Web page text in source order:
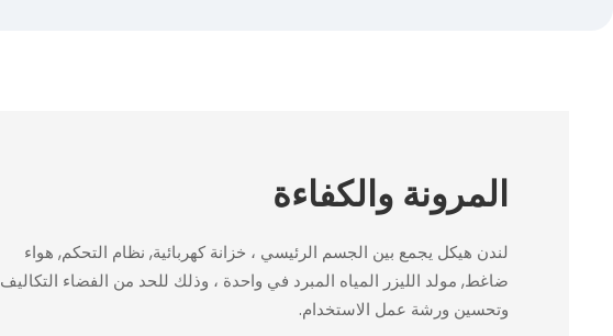
المرونة والكفاءة
لندن هيكل يجمع بين الجسم الرئيسي ، خزانة كهربائية, نظام التحكم, هواء
ضاغط, مولد الليزر المياه المبرد في واحدة ، وذلك للحد من الفضاء التكاليف
وتحسين ورشة عمل الاستخدام.